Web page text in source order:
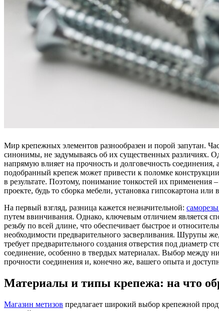
Мир крепежных элементов разнообразен и порой запутан. Часто мы используем термины «саморез» и «шуруп» как
синонимы, не задумываясь об их существенных различиях.
напрямую влияет на прочность и долговечность
подобранный крепеж может привести к поломке
в результате. Поэтому, понимание тонкостей их
проекте, будь то сборка мебели, установка гипсокартона или
На первый взгляд, разница кажется незначительной:
путем ввинчивания. Однако, ключевым отличием является
резьбу по всей длине, что обеспечивает быстрое и
необходимости предварительного засверливания. Шурупы
требует предварительного создания отверстия под диаметр
соединение, особенно в твердых материалах. Выбор между
прочности соединения и, конечно же, вашего опыта и
Материалы и типы крепежа: на что
Магазин метизов предлагает широкий выбор крепежной